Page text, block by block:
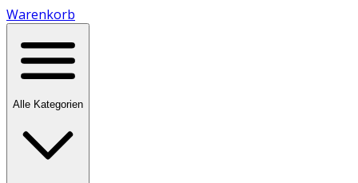
Warenkorb
Alle Kategorien